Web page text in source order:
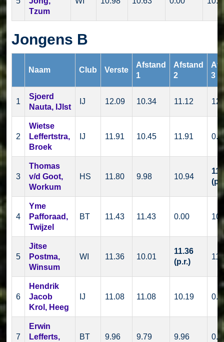
Tzum
Jongens B
Naam Club Verste
Afstand
1
Afstand
2
3
1
Sjoerd
Nauta, IJlst
IJ 12.09 10.34 11.12
2
Wietse
Leffertstra,
Broek
IJ 11.91 10.45 11.91
3
Thomas
v/d Goot,
Workum
HS 11.80 9.98 10.94
4
Yme
Pafforaad,
Twijzel
BT 11.43 11.43 0.00
5
Jitse
Postma,
Winsum
WI 11.36 10.01
11.36
(p.r.)
6
Hendrik
Jacob
Krol, Heeg
IJ 11.08 11.08 10.19
7
Erwin
Lefferts,
BT 9.96 9.79 9.96